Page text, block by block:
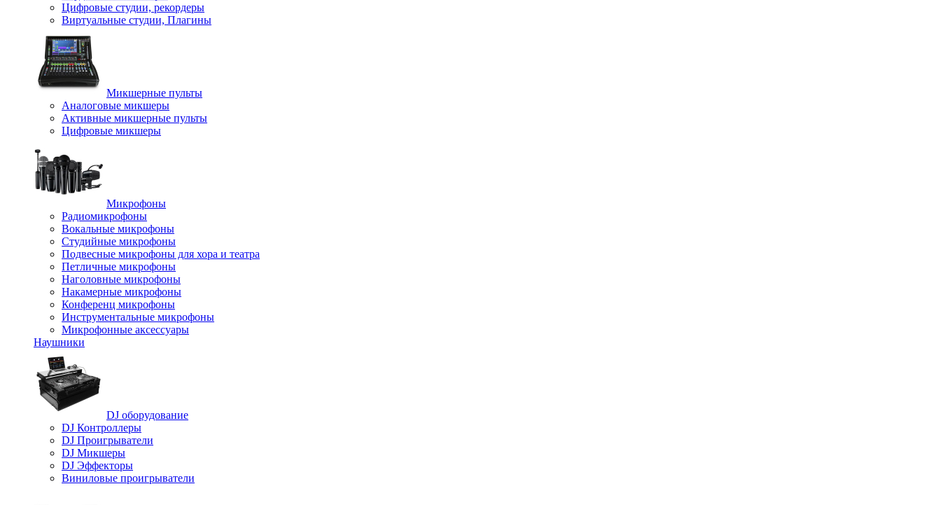
Цифровые студии, рекордеры
Виртуальные студии, Плагины
Микшерные пульты
Аналоговые микшеры
Активные микшерные пульты
Цифровые микшеры
Микрофоны
Радиомикрофоны
Вокальные микрофоны
Студийные микрофоны
Подвесные микрофоны для хора и театра
Петличные микрофоны
Наголовные микрофоны
Накамерные микрофоны
Конференц микрофоны
Инструментальные микрофоны
Микрофонные аксессуары
Наушники
DJ оборудование
DJ Контроллеры
DJ Проигрыватели
DJ Микшеры
DJ Эффекторы
Виниловые проигрыватели